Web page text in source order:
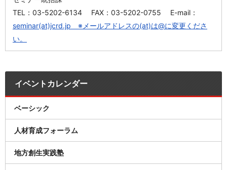
TEL：03-5202-6134 FAX：03-5202-0755 E-mail：
seminar(at)jcrd.jp ※メールアドレスの(at)は@に変更くださ
い。
イベントカレンダー
ベーシック
人材育成フォーラム
地方創生実践塾